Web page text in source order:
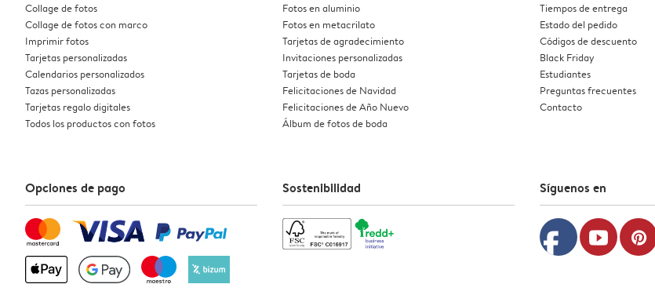
Collage de fotos
Collage de fotos con marco
Imprimir fotos
Tarjetas personalizadas
Calendarios personalizados
Tazas personalizadas
Tarjetas regalo digitales
Todos los productos con fotos
Fotos en aluminio
Fotos en metacrilato
Tarjetas de agradecimiento
Invitaciones personalizadas
Tarjetas de boda
Felicitaciones de Navidad
Felicitaciones de Año Nuevo
Álbum de fotos de boda
Tiempos de entrega
Estado del pedido
Códigos de descuento
Black Friday
Estudiantes
Preguntas frecuentes
Contacto
Opciones de pago Sostenibilidad Síguenos en
facebook youtube pinterest